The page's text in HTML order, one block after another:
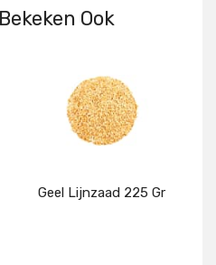
Ook
Geel Lijnzaad 225 Gr